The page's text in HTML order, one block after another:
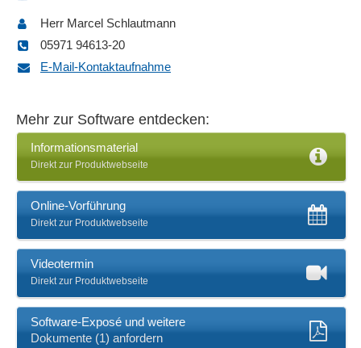
Berichtsmanagement
Beschwerden
Bestandsverwaltung
Cloud
CRM
CRM-Kundendatenabgleich
CRM-Schnittstellen
Darstellung Personal-Anwesenheitsübersichten
Dashboards
Datenerfassung
Datentransfer
Dienstpläne
Herr Marcel Schlautmann
05971 94613-20
E-Mail-Kontaktaufnahme
Mehr zur Software entdecken:
Informationsmaterial
Direkt zur Produktwebseite
Online-Vorführung
Direkt zur Produktwebseite
Videotermin
Direkt zur Produktwebseite
Software-Exposé und weitere
Dokumente (1) anfordern